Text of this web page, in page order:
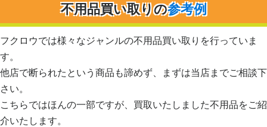
不用品買い取りの参考例
フクロウでは様々なジャンルの不用品買い取りを行っていま
す。
他店で断られたという商品も諦めず、まずは当店までご相談下
さい。
こちらではほんの一部ですが、買取いたしました不用品をご紹
介いたします。